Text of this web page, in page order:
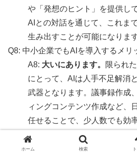
や「発想のヒント」を提供し
AIとの対話を通じて、これま
生み出すことが可能になります
Q8: 中小企業でもAIを導入するメリ
A8: 大いにあります。
限られ
にとって、AIは人手不足解消
武器となります。議事録作成
ィングコンテンツ作成など、
任せることで、少人数でも効
り、大企業との競争力を高め
ホーム 検索